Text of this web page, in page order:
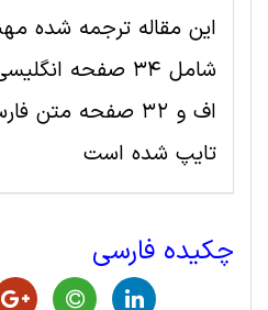
شامل 34 صفحه
اف و 32 صفحه
تایپ شده است
چکیده فارسی